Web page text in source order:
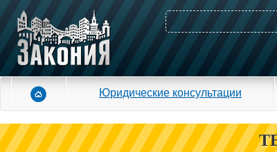
Юридические консультации